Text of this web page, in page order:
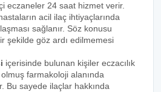
eczaneler 24 saat hizmet verir.
acil ilaç ihtiyaçlarında
sağlanır. Söz konusu
şekilde göz ardı edilmemesi
içerisinde bulunan kişiler eczacılık
farmakoloji alanında
Bu sayede ilaçlar hakkında